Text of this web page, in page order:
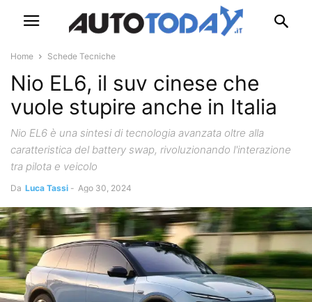
Home Schede Tecniche
Nio EL6, il suv cinese che
vuole stupire anche in Italia
Nio EL6 è una sintesi di tecnologia avanzata oltre alla
caratteristica del battery swap, rivoluzionando l'interazione
tra pilota e veicolo
Da Luca Tassi - Ago 30, 2024